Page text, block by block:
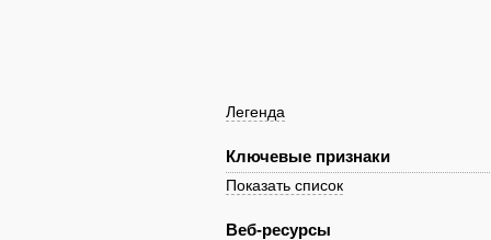
Легенда
Ключевые признаки
Показать список
Веб-ресурсы